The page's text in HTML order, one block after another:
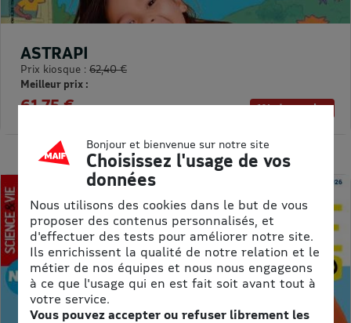
1% de remise
ASTRAPI
Prix kiosque : 62,40 €
Meilleur prix :
61,75 €
Bonjour et bienvenue sur notre site
Choisissez l'usage de vos
données
Nous utilisons des cookies dans le but de vous
proposer des contenus personnalisés, et
d'effectuer des tests pour améliorer notre site.
Ils enrichissent la qualité de notre relation et le
métier de nos équipes et nous nous engageons
à ce que l'usage qui en est fait soit avant tout à
votre service.
Vous pouvez accepter ou refuser librement les